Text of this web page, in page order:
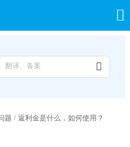


题 / 返利金是什么，如何使用？